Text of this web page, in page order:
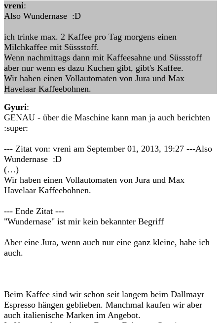
vreni:
Also Wundernase :D
ich trinke max. 2 Kaffee pro Tag morgens einen
Milchkaffee mit Süssstoff.
Wenn nachmittags dann mit Kaffeesahne und Süssstoff
aber nur wenn es dazu Kuchen gibt, gibt's Kaffee.
Wir haben einen Vollautomaten von Jura und Max
Havelaar Kaffeebohnen.
Gyuri:
GENAU - über die Maschine kann man ja auch berichten
:super:
--- Zitat von: vreni am September 01, 2013, 19:27 ---Also
Wundernase :D
(…)
Wir haben einen Vollautomaten von Jura und Max
Havelaar Kaffeebohnen.
--- Ende Zitat ---
"Wundernase" ist mir kein bekannter Begriff
Aber eine Jura, wenn auch nur eine ganz kleine, habe ich
auch.
Beim Kaffee sind wir schon seit langem beim Dallmayr
Espresso hängen geblieben. Manchmal kaufen wir aber
auch italienische Marken im Angebot.